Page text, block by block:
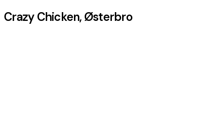
Crazy Chicken, Østerbro
Leaflet ©OpenStreetMap contributors, Tiles style by